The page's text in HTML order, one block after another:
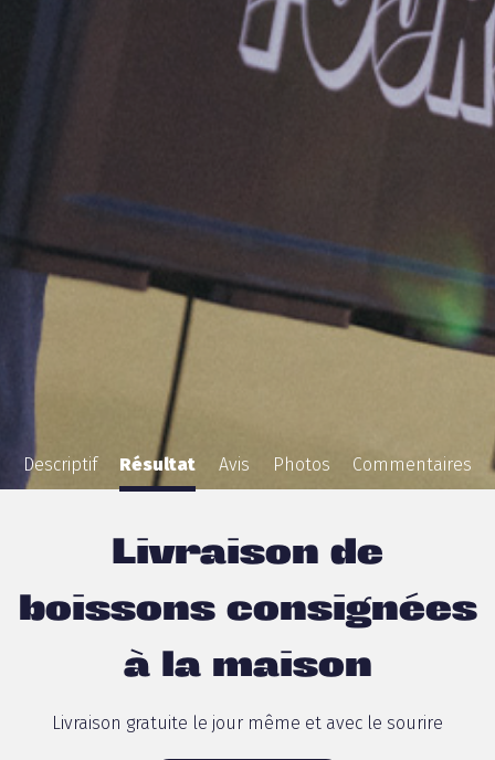
Descriptif Résultat Avis Photos Commentaires
Livraison de
boissons consignées
à la maison
Livraison gratuite le jour même et avec le sourire